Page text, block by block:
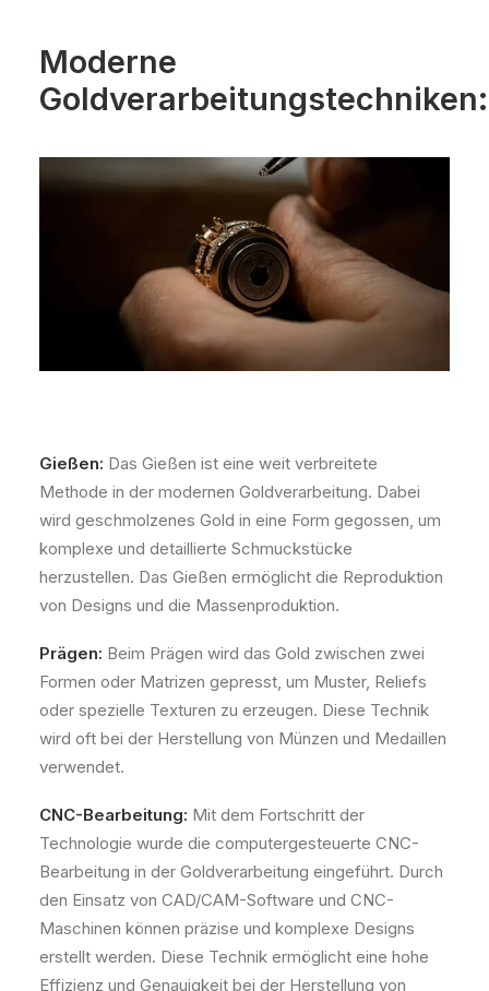
Moderne
Goldverarbeitungstechniken:
Gießen: Das Gießen ist eine weit verbreitete
Methode in der modernen Goldverarbeitung. Dabei
wird geschmolzenes Gold in eine Form gegossen, um
komplexe und detaillierte Schmuckstücke
herzustellen. Das Gießen ermöglicht die Reproduktion
von Designs und die Massenproduktion.
Prägen: Beim Prägen wird das Gold zwischen zwei
Formen oder Matrizen gepresst, um Muster, Reliefs
oder spezielle Texturen zu erzeugen. Diese Technik
wird oft bei der Herstellung von Münzen und Medaillen
verwendet.
CNC-Bearbeitung: Mit dem Fortschritt der
Technologie wurde die computergesteuerte CNC-
Bearbeitung in der Goldverarbeitung eingeführt. Durch
den Einsatz von CAD/CAM-Software und CNC-
Maschinen können präzise und komplexe Designs
erstellt werden. Diese Technik ermöglicht eine hohe
Effizienz und Genauigkeit bei der Herstellung von